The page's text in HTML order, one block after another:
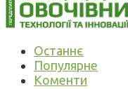
Останнє
Популярне
Коменти